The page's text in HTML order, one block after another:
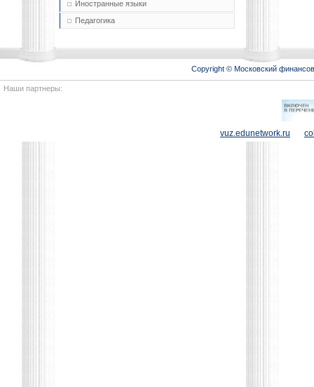
Иностранные языки
Педагогика
Copyright © Московский
Наши партнеры:
vuz.edunetwork.ru